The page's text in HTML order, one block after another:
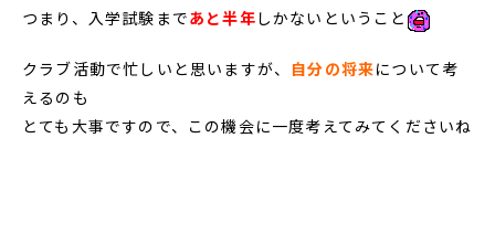
つまり、入学試験まであと半年 しかないということ
クラブ活動で忙しいと思いますが、 自分の将来について考
えるのも
とても大事ですので、この機会に一度考えてみてくださいね